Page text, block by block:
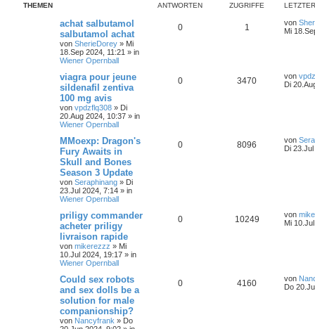
THEMEN ANTWORTEN ZUGRIFFE
achat salbutamol
salbutamol achat
von SherieDorey » Mi
18.Sep 2024, 11:21 » in
Wiener Opernball
0 1 von
Mi
viagra pour jeune
sildenafil zentiva
100 mg avis
von vpdzflq308 » Di
20.Aug 2024, 10:37 » in
Wiener Opernball
0 3470 von
Di
MMoexp: Dragon's
Fury Awaits in
Skull and Bones
Season 3 Update
von Seraphinang » Di
23.Jul 2024, 7:14 » in
Wiener Opernball
0 8096 von
Di
priligy commander
acheter priligy
livraison rapide
von mikerezzz » Mi
10.Jul 2024, 19:17 » in
Wiener Opernball
0 10249 von
Mi
Could sex robots
and sex dolls be a
solution for male
companionship?
von Nancyfrank » Do
0 4160 von
Do